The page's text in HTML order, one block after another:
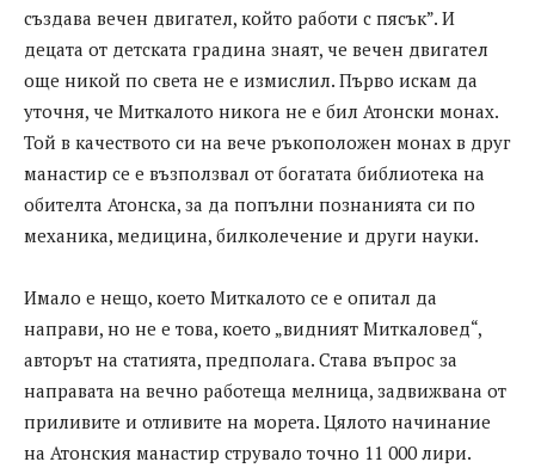
създава вечен двигател, който работи с пясък”. И
децата от детската градина знаят, че вечен двигател
още никой по света не е измислил. Първо искам да
уточня, че Миткалото никога не е бил Атонски монах.
Той в качеството си на вече ръкоположен монах в друг
манастир се е възползвал от богатата библиотека на
обителта Атонска, за да попълни познанията си по
механика, медицина, билколечение и други науки.
Имало е нещо, което Миткалото се е опитал да
направи, но не е това, което „видният Миткаловед“,
авторът на статията, предполага. Става въпрос за
направата на вечно работеща мелница, задвижвана от
приливите и отливите на морета. Цялото начинание
на Атонския манастир струвало точно 11 000 лири.